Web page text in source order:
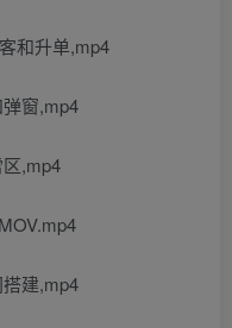
和升单,mp4
窗,mp4
,mp4
建,mp4